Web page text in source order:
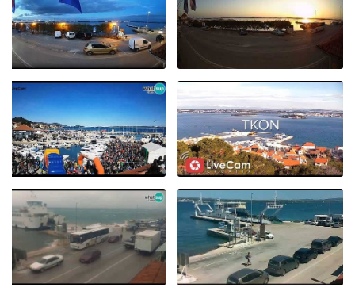
TKON, LJETO I OBLACI -
LIVE CAM CROATIA
ADVENT NA TKONU
09.12.2023.
TKON NOVI POGLED NA
RIVU - 18.07.2023.
ŠKRAPING 2022! TKON ► UŽIVO